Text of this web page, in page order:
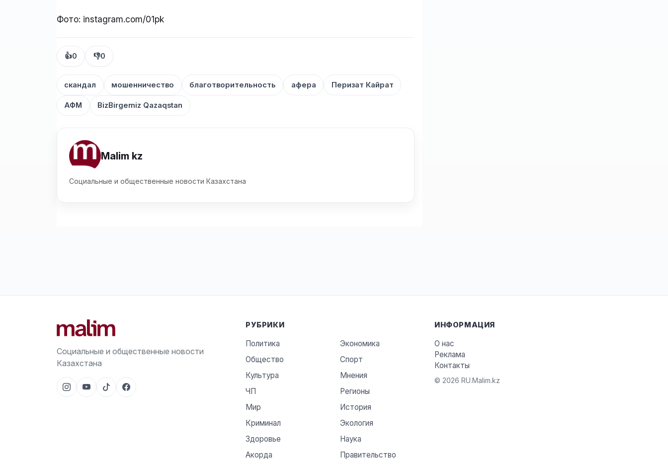
Фото: instagram.com/01pk
👍0 👎0
скандал мошенничество благотворительность афера Перизат Кайрат
АФМ BizBirgemiz Qazaqstan
Malim kz
Социальные и общественные новости Казахстана
Социальные и общественные новости
Казахстана
РУБРИКИ
Политика
Экономика
Общество
Спорт
Культура
Мнения
ЧП
Регионы
Мир
История
Криминал
Экология
Здоровье
Наука
Акорда
Правительство
ИНФОРМАЦИЯ
О нас
Реклама
Контакты
© 2026 RU.Malim.kz